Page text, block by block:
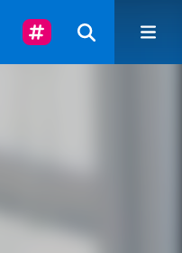
Suivez-Nous